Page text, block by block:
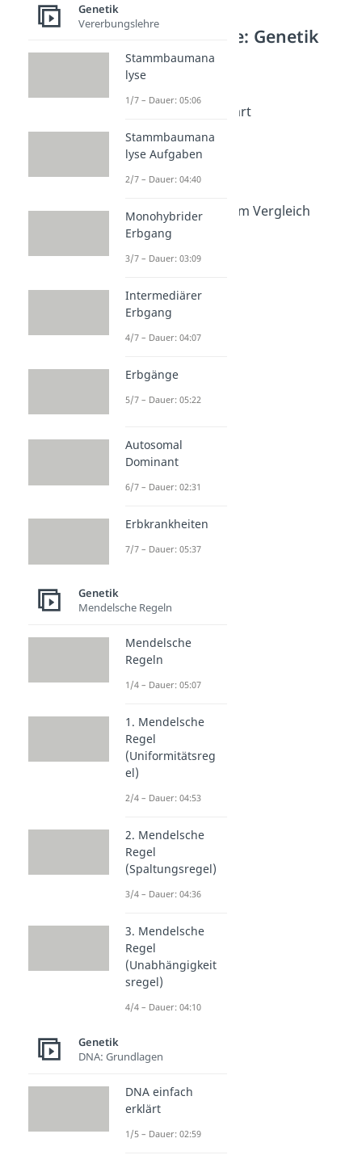
Weitere Inhalte: Genetik
Mitose und Meiose
Mitose Phasen
Dauer: 04:18
Meiose einfach erklärt
Mitose
Dauer: 04:28
Meiose
Mitose und Meiose im Vergleich
Dauer: 04:53
Genetik
Vererbungslehre
Stammbaumana
lyse
1/7 – Dauer: 05:06
Stammbaumana
lyse Aufgaben
2/7 – Dauer: 04:40
Monohybrider
Erbgang
3/7 – Dauer: 03:09
Intermediärer
Erbgang
4/7 – Dauer: 04:07
Erbgänge
5/7 – Dauer: 05:22
Autosomal
Dominant
6/7 – Dauer: 02:31
Erbkrankheiten
7/7 – Dauer: 05:37
Genetik
Mendelsche Regeln
Mendelsche
Regeln
1/4 – Dauer: 05:07
1. Mendelsche
Regel
(Uniformitätsreg
el)
2/4 – Dauer: 04:53
2. Mendelsche
Regel
(Spaltungsregel)
3/4 – Dauer: 04:36
3. Mendelsche
Regel
(Unabhängigkeit
sregel)
4/4 – Dauer: 04:10
Genetik
DNA: Grundlagen
DNA einfach
erklärt
1/5 – Dauer: 02:59